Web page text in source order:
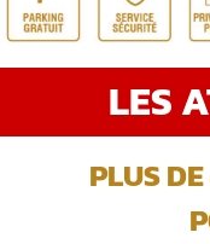
LES
PLUS